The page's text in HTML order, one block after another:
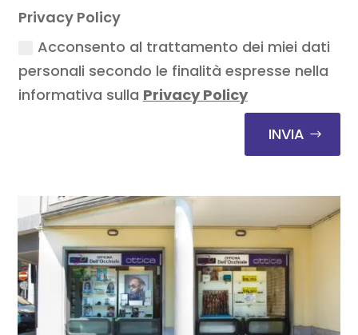
Privacy Policy
Acconsento al trattamento dei miei dati
personali secondo le finalità espresse nella
informativa sulla Privacy Policy
INVIA